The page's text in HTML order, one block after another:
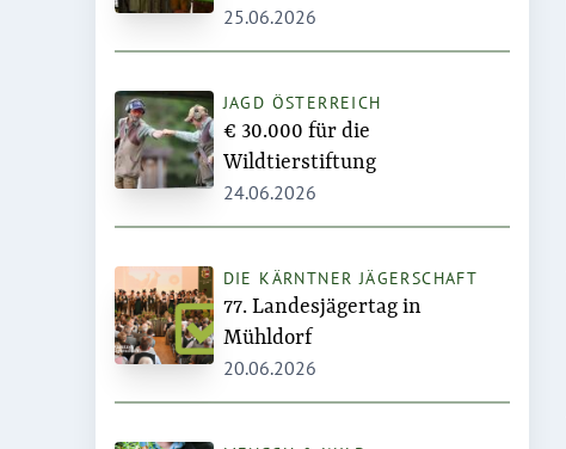
25.06.2026
JAGD ÖSTERREICH
€ 30.000 für die
Wildtierstiftung
24.06.2026
DIE KÄRNTNER JÄGERSCHAFT
77. Landesjägertag in
Mühldorf
20.06.2026